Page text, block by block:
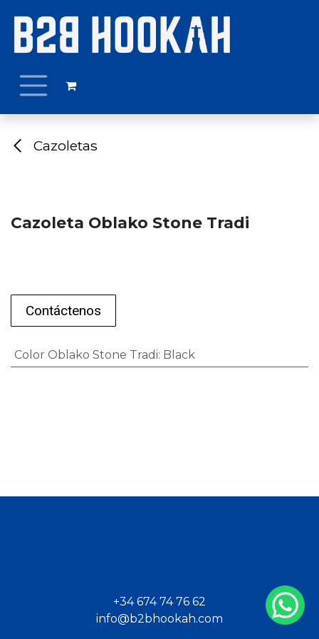
Cazoletas
Cazoleta Oblako Stone Tradi
Contáctenos
Color Oblako Stone Tradi: Black
+34 674 74 76 62
info@b2bhookah.com